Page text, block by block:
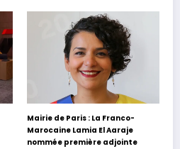
Mairie de Paris : La Franco-
Marocaine Lamia El Aaraje
nommée première adjointe